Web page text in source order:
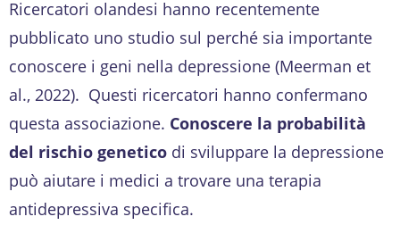
Ricercatori olandesi hanno recentemente
pubblicato uno studio sul perché sia importante
conoscere i geni nella depressione (Meerman et
al., 2022). Questi ricercatori hanno confermano
questa associazione. Conoscere la probabilità
del rischio genetico di sviluppare la depressione
può aiutare i medici a trovare una terapia
antidepressiva specifica.